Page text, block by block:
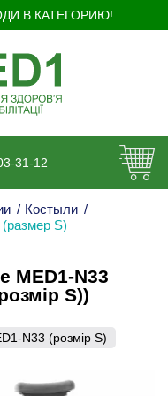
В КАТЕГОРИЮ!
31-12
/ Костыли /
S)
N33
S))
N33 (розмір S)